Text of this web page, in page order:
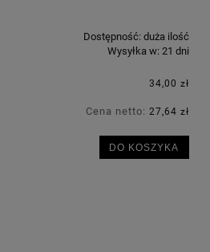
Dostępność: duża ilość
Wysyłka w: 21 dni
34,00 zł
Cena netto: 27,64 zł
DO KOSZYKA